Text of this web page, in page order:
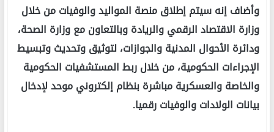
وأضاف إنه سيتم إطلاق منصة المواليد والوفيات من خلال
وزارة الاقتصاد الرقمي والريادة وبالتعاون مع وزارة الصحة،
ودائرة الأحوال المدنية والجوازات، لتوثيق وتحديث وتبسيط
الإجراءات الحكومية، من خلال ربط المستشفيات الحكومية
والخاصة والعسكرية مباشرة بنظام إلكتروني موحد لإدخال
بيانات الولادات والوفيات رقميا.